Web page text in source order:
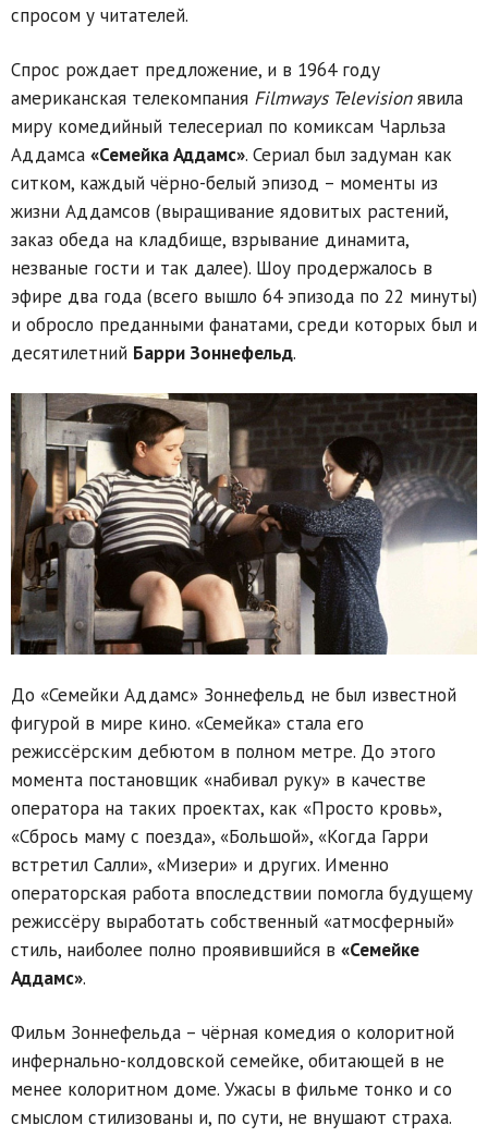
спросом у читателей.
Спрос рождает предложение, и в 1964 году
американская телекомпания Filmways Televisionявила
миру комедийный телесериал по комиксам Чарльза
Аддамса «Семейка Аддамс». Сериал был задуман как
ситком, каждый чёрно-белый эпизод – моменты из
жизни Аддамсов (выращивание ядовитых растений,
заказ обеда на кладбище, взрывание динамита,
незваные гости и так далее). Шоу продержалось в
эфире два года (всего вышло 64 эпизода по 22 минуты)
и обросло преданными фанатами, среди которых был и
десятилетний Барри Зоннефельд.
До «Семейки Аддамс» Зоннефельд не был известной
фигурой в мире кино. «Семейка» стала его
режиссёрским дебютом в полном метре. До этого
момента постановщик «набивал руку» в качестве
оператора на таких проектах, как «Просто кровь»,
«Сбрось маму с поезда», «Большой», «Когда Гарри
встретил Салли», «Мизери» и других. Именно
операторская работа впоследствии помогла будущему
режиссёру выработать собственный «атмосферный»
стиль, наиболее полно проявившийся в «Семейке
Аддамс».
Фильм Зоннефельда – чёрная комедия о колоритной
инфернально-колдовской семейке, обитающей в не
менее колоритном доме. Ужасы в фильме тонко и со
смыслом стилизованы и, по сути, не внушают страха.